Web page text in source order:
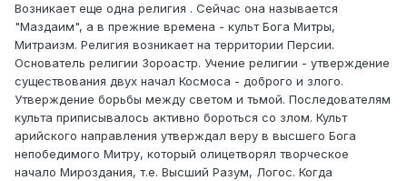
Возникает еще одна религия . Сейчас она называется
"Маздаим", а в прежние времена - культ Бога Митры,
Митраизм. Религия возникает на территории Персии.
Основатель религии Зороастр. Учение религии - утверждение
существования двух начал Космоса - доброго и злого.
Утверждение борьбы между светом и тьмой. Последователям
культа приписывалось активно бороться со злом. Культ
арийского направления утверждал веру в высшего Бога
непобедимого Митру, который олицетворял творческое
начало Мироздания, т.е. Высший Разум, Логос. Когда